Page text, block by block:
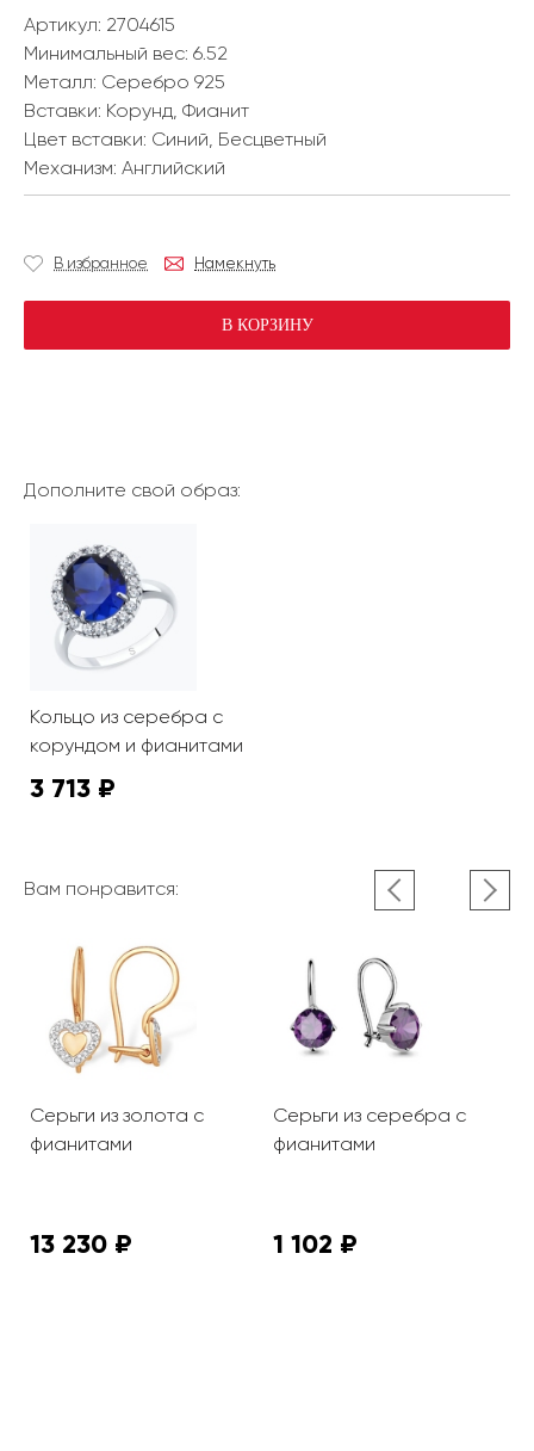
Артикул: 2704615
Минимальный вес: 6.52
Металл: Серебро 925
Вставки: Корунд, Фианит
Цвет вставки: Синий, Бесцветный
Механизм: Английский
В избранное Намекнуть
В КОРЗИНУ
Дополните свой образ:
Кольцо из серебра с
корундом и фианитами
3 713 ₽
Вам понравится:
Серьги из золота с
фианитами
13 230 ₽
Серьги из серебра с
фианитами
1 102 ₽